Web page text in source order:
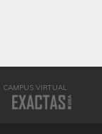
CAMPUS VIRTUAL